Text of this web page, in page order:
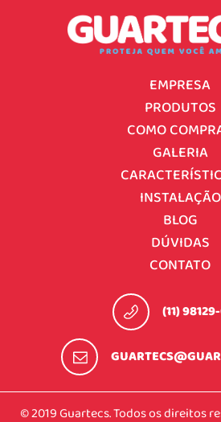
EMPRESA
PRODUTOS
COMO
GALERIA
INSTALAÇÃO
BLOG
DÚVIDAS
CONTATO
(11)
© 2019 Guartecs. Todos os direitos